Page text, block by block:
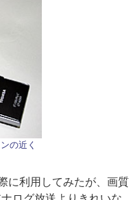
の近く
に利用してみたが、画質